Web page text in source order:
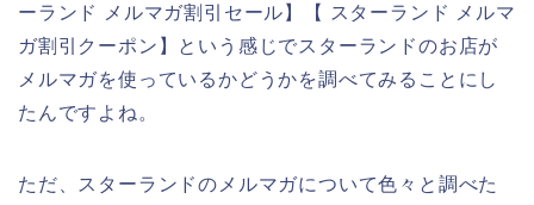
ーランド メルマガ割引セール】【 スターランド メルマ
ガ割引クーポン】という感じでスターランドのお店が
メルマガを使っているかどうかを調べてみることにし
たんですよね。
ただ、スターランドのメルマガについて色々と調べた